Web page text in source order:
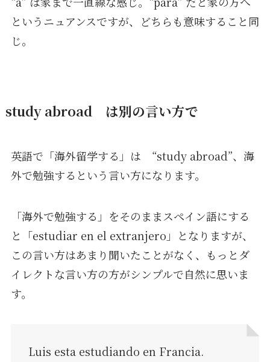
というニュアンスですが、どちらも意味すること同
じ。
study abroad は別の言い方で
英語で「海外留学する」は “study abroad”、海
外で勉強するという言い方になります。
「海外で勉強する」をそのままスペイン語にする
と「estudiar en el extranjero」となりますが、
この言い方はあまり聞いたことがなく、もっとダ
イレクトな言い方の方がシンプルで自然に思いま
す。
Luis esta estudiando en Francia.